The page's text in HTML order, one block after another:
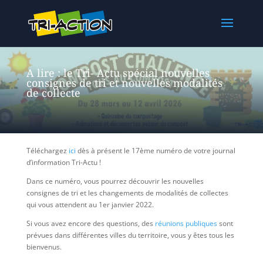
A lire : le Tri- Actu spécial nouvelles
consignes de tri et nouvelles modalités
de collecte
Téléchargez ici dès à présent le 17ème numéro de votre journal
d’information Tri-Actu !
Dans ce numéro, vous pourrez découvrir les nouvelles
consignes de tri et les changements de modalités de collectes
qui vous attendent au 1er janvier 2022.
Si vous avez encore des questions, des réunions publiquessont
prévues dans différentes villes du territoire, vous y êtes tous les
bienvenus.